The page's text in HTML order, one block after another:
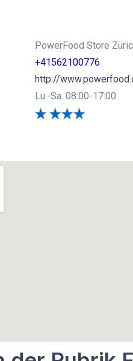
PowerFood Store
+41562100776
http://
Lu.-Sa. 08:00-17:00